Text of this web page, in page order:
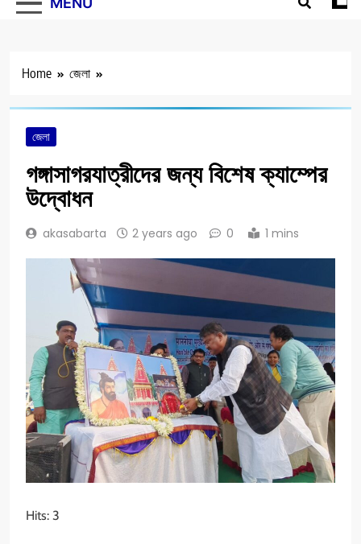
Home জেলা
জেলা
গঙ্গাসাগরযাত্রীদের জন্য বিশেষ ক্যাম্পের
উদ্বোধন
akasabarta 2 years ago 0 1 mins
Hits: 3